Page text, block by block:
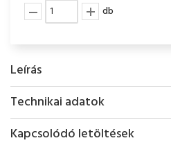
db
Leírás
Technikai adatok
Kapcsolódó letöltések